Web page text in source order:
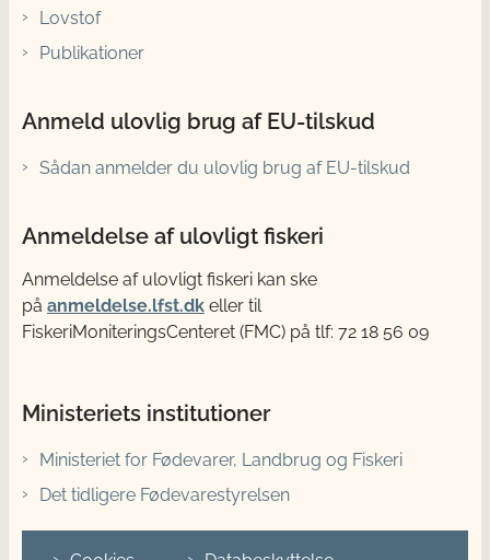
Lovstof
Publikationer
Anmeld ulovlig brug af EU-tilskud
Sådan anmelder du ulovlig brug af EU-tilskud
Anmeldelse af ulovligt fiskeri
Anmeldelse af ulovligt fiskeri kan ske
på anmeldelse.lfst.dk eller til
FiskeriMoniteringsCenteret (FMC) på tlf: 72 18 56 09
Ministeriets institutioner
Ministeriet for Fødevarer, Landbrug og Fiskeri
Det tidligere Fødevarestyrelsen